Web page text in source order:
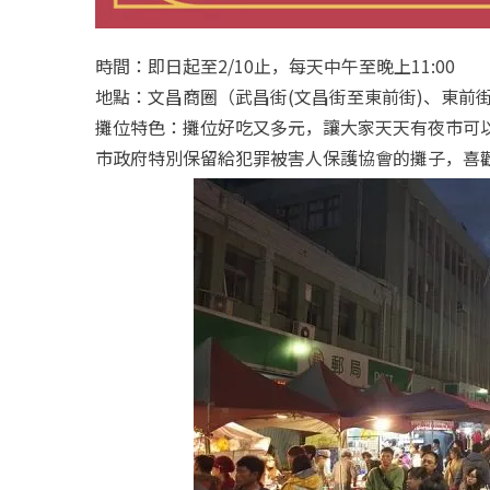
時間：即日起至2/10止，每天中午至晚上11:00
地點：文昌商圈（武昌街(文昌街至東前街)、東前
攤位特色：攤位好吃又多元，讓大家天天有夜市
市政府特別保留給犯罪被害人保護協會的攤子，